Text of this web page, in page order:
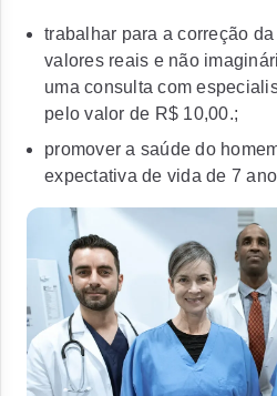
trabalhar para a correção
valores reais e não
uma consulta com
pelo valor de R$ 10,00.;
promover a saúde do
expectativa de vida de 7